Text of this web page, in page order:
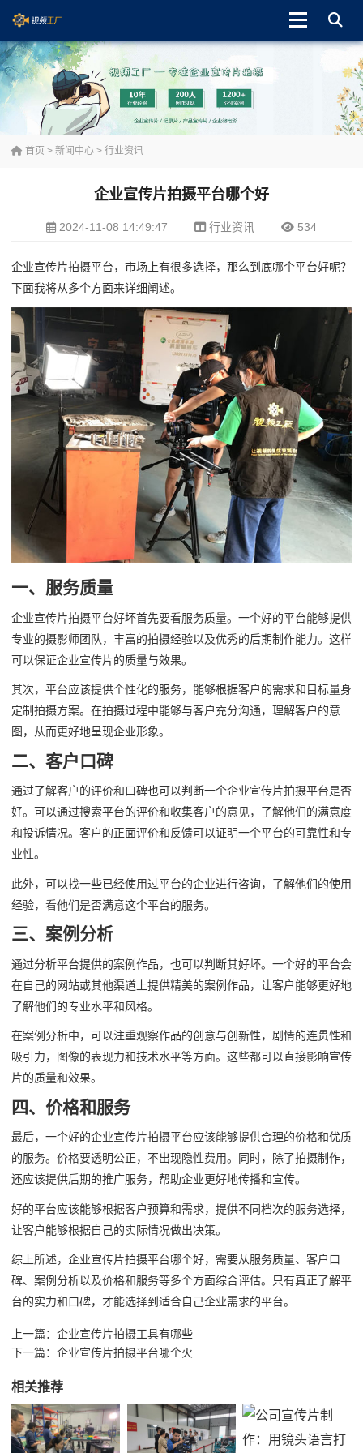
首页 > 新闻中心 > 行业资讯
企业宣传片拍摄平台哪个好
2024-11-08 14:49:47 行业资讯 534
企业宣传片拍摄平台，市场上有很多选择，那么到底哪个平台好呢？
下面我将从多个方面来详细阐述。
一、服务质量
企业宣传片拍摄平台好坏首先要看服务质量。一个好的平台能够提供
专业的摄影师团队，丰富的拍摄经验以及优秀的后期制作能力。这样
可以保证企业宣传片的质量与效果。
其次，平台应该提供个性化的服务，能够根据客户的需求和目标量身
定制拍摄方案。在拍摄过程中能够与客户充分沟通，理解客户的意
图，从而更好地呈现企业形象。
二、客户口碑
通过了解客户的评价和口碑也可以判断一个企业宣传片拍摄平台是否
好。可以通过搜索平台的评价和收集客户的意见，了解他们的满意度
和投诉情况。客户的正面评价和反馈可以证明一个平台的可靠性和专
业性。
此外，可以找一些已经使用过平台的企业进行咨询，了解他们的使用
经验，看他们是否满意这个平台的服务。
三、案例分析
通过分析平台提供的案例作品，也可以判断其好坏。一个好的平台会
在自己的网站或其他渠道上提供精美的案例作品，让客户能够更好地
了解他们的专业水平和风格。
在案例分析中，可以注重观察作品的创意与创新性，剧情的连贯性和
吸引力，图像的表现力和技术水平等方面。这些都可以直接影响宣传
片的质量和效果。
四、价格和服务
最后，一个好的企业宣传片拍摄平台应该能够提供合理的价格和优质
的服务。价格要透明公正，不出现隐性费用。同时，除了拍摄制作，
还应该提供后期的推广服务，帮助企业更好地传播和宣传。
好的平台应该能够根据客户预算和需求，提供不同档次的服务选择，
让客户能够根据自己的实际情况做出决策。
综上所述，企业宣传片拍摄平台哪个好，需要从服务质量、客户口
碑、案例分析以及价格和服务等多个方面综合评估。只有真正了解平
台的实力和口碑，才能选择到适合自己企业需求的平台。
上一篇： 企业宣传片拍摄工具有哪些
下一篇： 企业宣传片拍摄平台哪个火
相关推荐